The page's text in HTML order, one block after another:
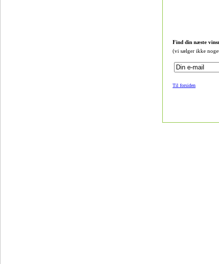
Find din næste
(vi sælger ikke
Til forsiden